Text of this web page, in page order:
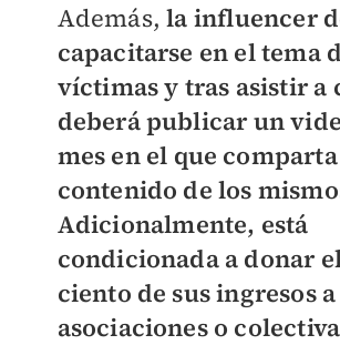
Además, la influencer
capacitarse en el tema
víctimas y tras asistir a
deberá publicar un
mes en el que
contenido de los
Adicionalmente, está
condicionada a donar
ciento de sus ingresos a
asociaciones o